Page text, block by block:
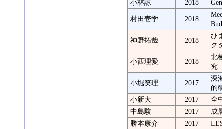
小林諒
2018
村田壱学 2018
神野拓哉 2018
ひ
ク
小西理愛 2018
北
究
小堀笑理 2017
深
的
小新大
2017
全
中島駿
2017
成
勝本康介
2017